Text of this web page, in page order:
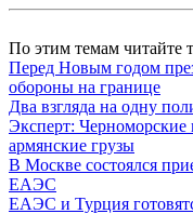
По этим темам читайте
Перед Новым годом
обороны на границе
Два взгляда на одну
Эксперт: Черноморские
армянские грузы
В Москве состоялся
ЕАЭС
ЕАЭС и Турция